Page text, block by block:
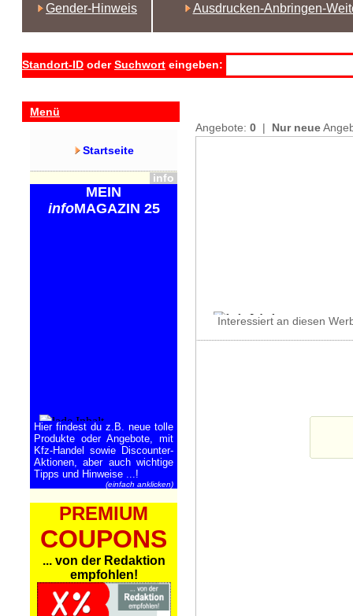
Gender-Hinweis Ausdrucken-Anbringen-
Standort-ID oderSuchwort eingeben:
Menü
Startseite
info
MEIN
infoMAGAZIN 25
Hier findest du z.B. neue tolle
Produkte oder Angebote, mit
Kfz-Handel sowie Discounter-
Aktionen, aber auch wichtige
Tipps und Hinweise ...!
(einfach anklicken)
PREMIUM
COUPONS
... von der Redaktion
empfohlen!
Angebote: 0 | Nur neue
Interessiert an diesen